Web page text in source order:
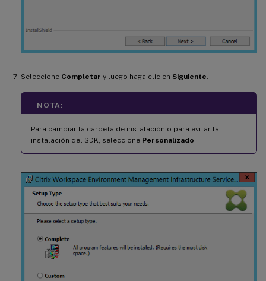
Seleccione Completar y luego haga clic en Siguiente.
NOTA:
Para cambiar la carpeta de instalación o para evitar la
instalación del SDK, seleccione Personalizado.